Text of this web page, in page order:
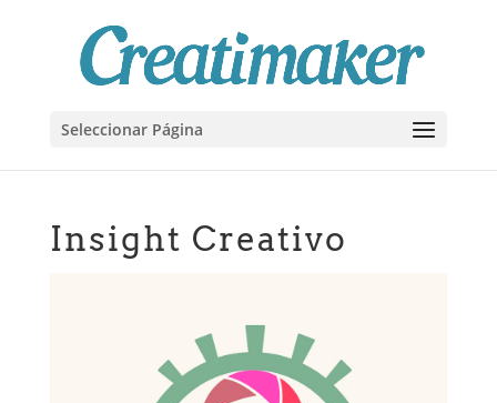
Seleccionar Página
Insight Creativo